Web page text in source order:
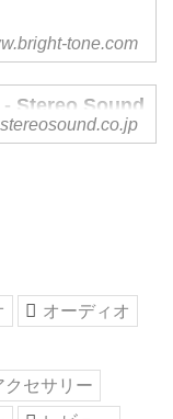
トーンは「突き抜
器を提供する」
各種音響機器
楽器、AV）の開
ています。
tone.com
- Stereo Sound
オーディオ
クセサリー